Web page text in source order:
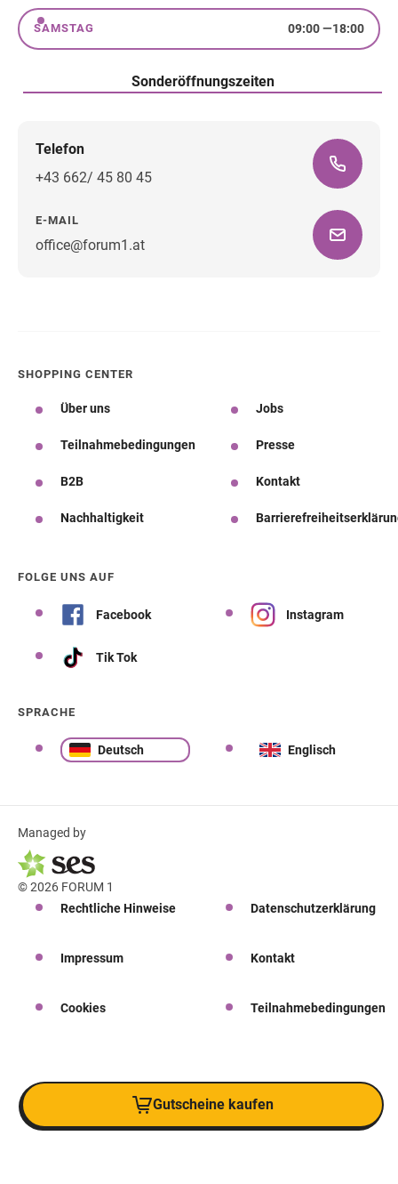
Samstag
SAMSTAG 09:00—18:00
Sonderöffnungszeiten
Telefon
+43 662/ 45 80 45
E-MAIL
office@forum1.at
SHOPPING CENTER
Über uns Jobs
Teilnahmebedingungen Presse
B2B Kontakt
Nachhaltigkeit
FOLGE UNS AUF
Facebook Instagram
Tik Tok
SPRACHE
Deutsch Englisch
Managed by
© 2026 FORUM 1
Rechtliche Hinweise
Datenschutzerklärung
Impressum Kontakt
Cookies Teilnahmebedingungen
Gutscheine kaufen